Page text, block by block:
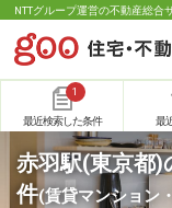
NTTグループ運営の不動産総合
1
最近検索した条件 最
赤羽駅(東京都)
件(賃貸マンション